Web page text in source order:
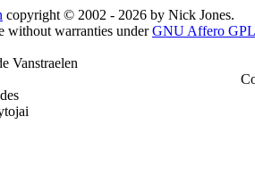
copyright © 2002 - 2026 by Nick Jones.
without warranties underGNU Affero GPL
Vanstraelen